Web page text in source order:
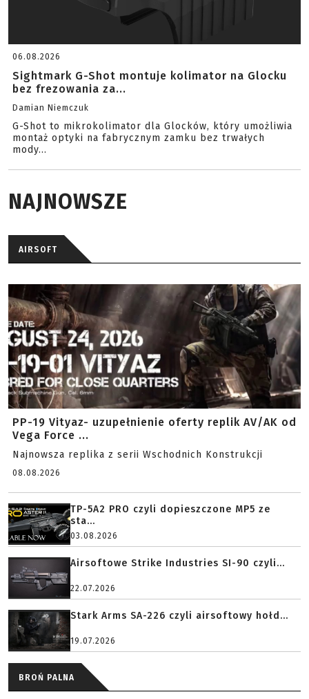
06.08.2026
Sightmark G-Shot montuje kolimator na Glocku
bez frezowania za...
Damian Niemczuk
G-Shot to mikrokolimator dla Glocków, który umożliwia
montaż optyki na fabrycznym zamku bez trwałych
mody...
NAJNOWSZE
AIRSOFT
PP-19 Vityaz- uzupełnienie oferty replik AV/AK od
Vega Force ...
Najnowsza replika z serii Wschodnich Konstrukcji
08.08.2026
TP-5A2 PRO czyli dopieszczone MP5 ze
sta...
03.08.2026
Airsoftowe Strike Industries SI-90 czyli...
22.07.2026
Stark Arms SA-226 czyli airsoftowy hołd...
19.07.2026
BROŃ PALNA